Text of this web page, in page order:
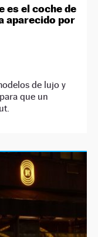
es el coche de
aparecido por
de lujo y
que un